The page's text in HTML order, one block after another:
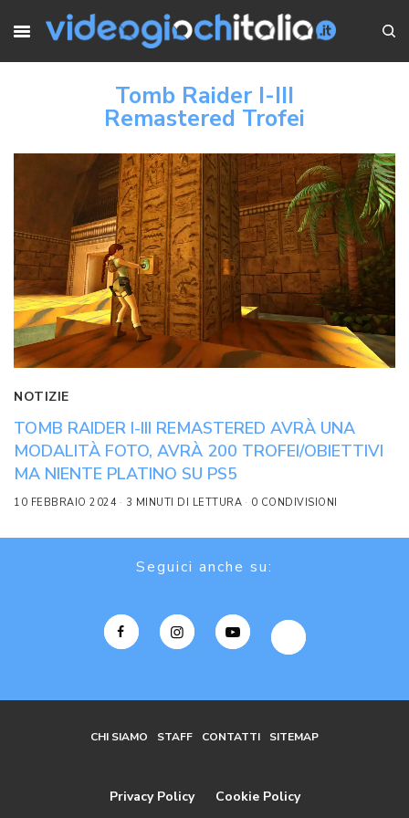
Tomb Raider I-III
Remastered Trofei
NOTIZIE
TOMB RAIDER I-III REMASTERED AVRÀ UNA
MODALITÀ FOTO, AVRÀ 200 TROFEI/OBIETTIVI
MA NIENTE PLATINO SU PS5
10 FEBBRAIO 2024 3 MINUTI DI LETTURA 0 CONDIVISIONI
Seguici anche su:
CHI SIAMO STAFF CONTATTI SITEMAP
Privacy Policy Cookie Policy